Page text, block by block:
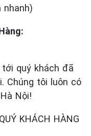
quý khách đã
Chúng tôi luôn có
Nội!
KHÁCH HÀNG